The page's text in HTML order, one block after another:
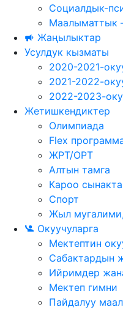
Социалдык-
Маалыматтык
Жаңылыктар
Усулдук кызматы
2020-2021-
2021-2022-
2022-2023-
Жетишкендиктер
Олимпиада
Flex
ЖРТ/ОРТ
Алтын тамга
Кароо
Спорт
Жыл
Окуучуларга
Мектептин
Сабактардын
Ийримдер
Мектеп гимни
Пайдалуу